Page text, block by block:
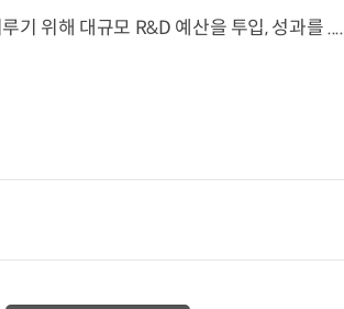
기 위해 대규모 R&D 예산을 투입, 성과를 ....